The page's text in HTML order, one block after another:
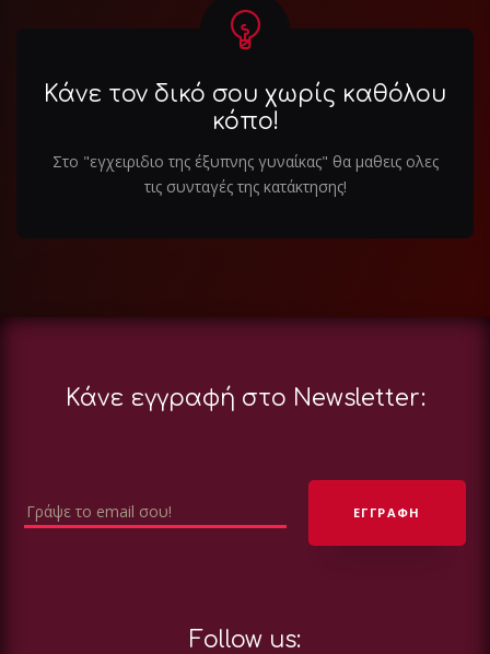
Κάνε τον δικό σου χωρίς καθόλου
κόπο!
Στο "εγχειριδιο της έξυπνης γυναίκας" θα μαθεις ολες
τις συνταγές της κατάκτησης!
Κάνε εγγραφή στο Newsletter:
Follow us: